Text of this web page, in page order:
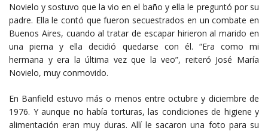
Novielo y sostuvo que la vio en el baño y ella le preguntó por su
padre. Ella le contó que fueron secuestrados en un combate en
Buenos Aires, cuando al tratar de escapar hirieron al marido en
una pierna y ella decidió quedarse con él. “Era como mi
hermana y era la última vez que la veo”, reiteró José María
Novielo, muy conmovido.
En Banfield estuvo más o menos entre octubre y diciembre de
1976. Y aunque no había torturas, las condiciones de higiene y
alimentación eran muy duras. Allí le sacaron una foto para su